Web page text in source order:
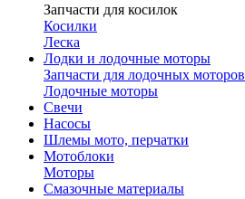
Запчасти для косилок
Косилки
Леска
Лодки и лодочные моторы
Запчасти для лодочных моторов
Лодочные моторы
Свечи
Насосы
Шлемы мото, перчатки
Мотоблоки
Моторы
Смазочные материалы